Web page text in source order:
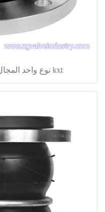
kxt نوع واحد المجال مرن المطاط المشترك